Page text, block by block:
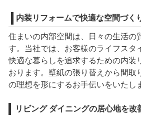
内装リフォームで快適な空間づく
住まいの内部空間は、日々の生活の
す。当社では、お客様のライフスタ
快適な暮らしを追求するための内装
おります。壁紙の張り替えから間取
の理想を形にするお手伝いをいたし
リビング ダイニングの居心地を改